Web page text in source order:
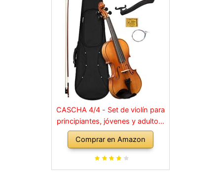
CASCHA 4/4 - Set de violín para
principiantes, jóvenes y adultos,
violín macizo con arco, colofonia,
cuerdas de repuesto, soporte
para hombro, maletín, abeto
Comprar en Amazon